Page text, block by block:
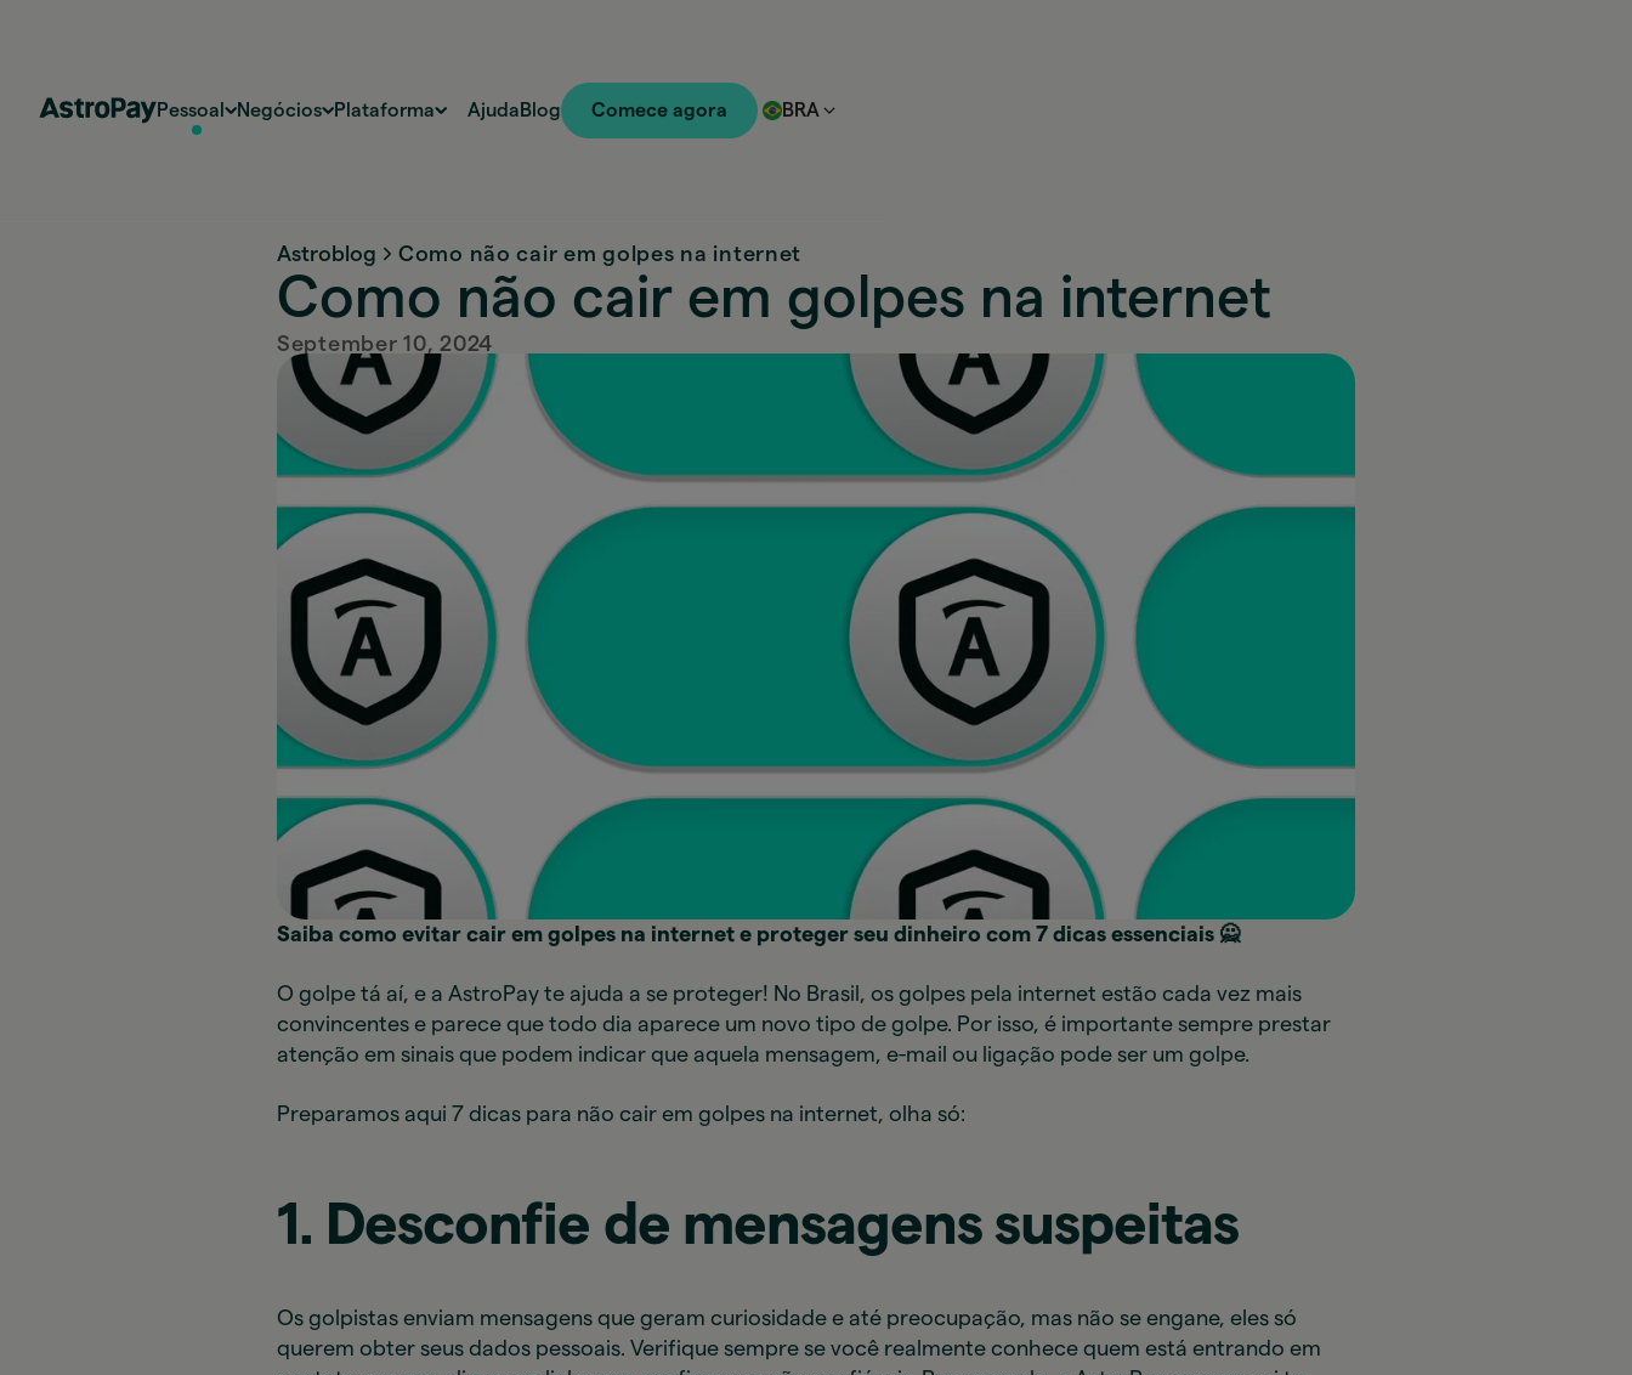
Pessoal Negócios Plataforma Ajuda Blog Comece agora BRA
Astroblog Como não cair em golpes na internet
Como não cair em golpes na internet
September 10, 2024
Saiba como evitar cair em golpes na internet e proteger seu dinheiro com 7 dicas essenciais 🙅
O golpe tá aí, e a AstroPay te ajuda a se proteger! No Brasil, os golpes pela internet estão cada vez mais
convincentes e parece que todo dia aparece um novo tipo de golpe. Por isso, é importante sempre prestar
atenção em sinais que podem indicar que aquela mensagem, e-mail ou ligação pode ser um golpe.
Preparamos aqui 7 dicas para não cair em golpes na internet, olha só:
1. Desconfie de mensagens suspeitas
Os golpistas enviam mensagens que geram curiosidade e até preocupação, mas não se engane, eles só
querem obter seus dados pessoais. Verifique sempre se você realmente conhece quem está entrando em